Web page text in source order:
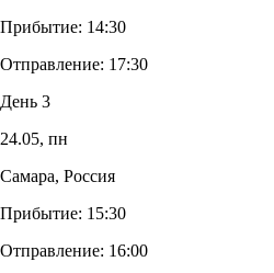
Прибытие: 14:30
Отправление: 17:30
День 3
24.05, пн
Самара, Россия
Прибытие: 15:30
Отправление: 16:00